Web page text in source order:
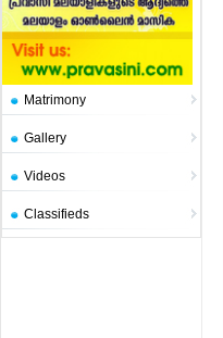
Matrimony
Gallery
Videos
Classifieds